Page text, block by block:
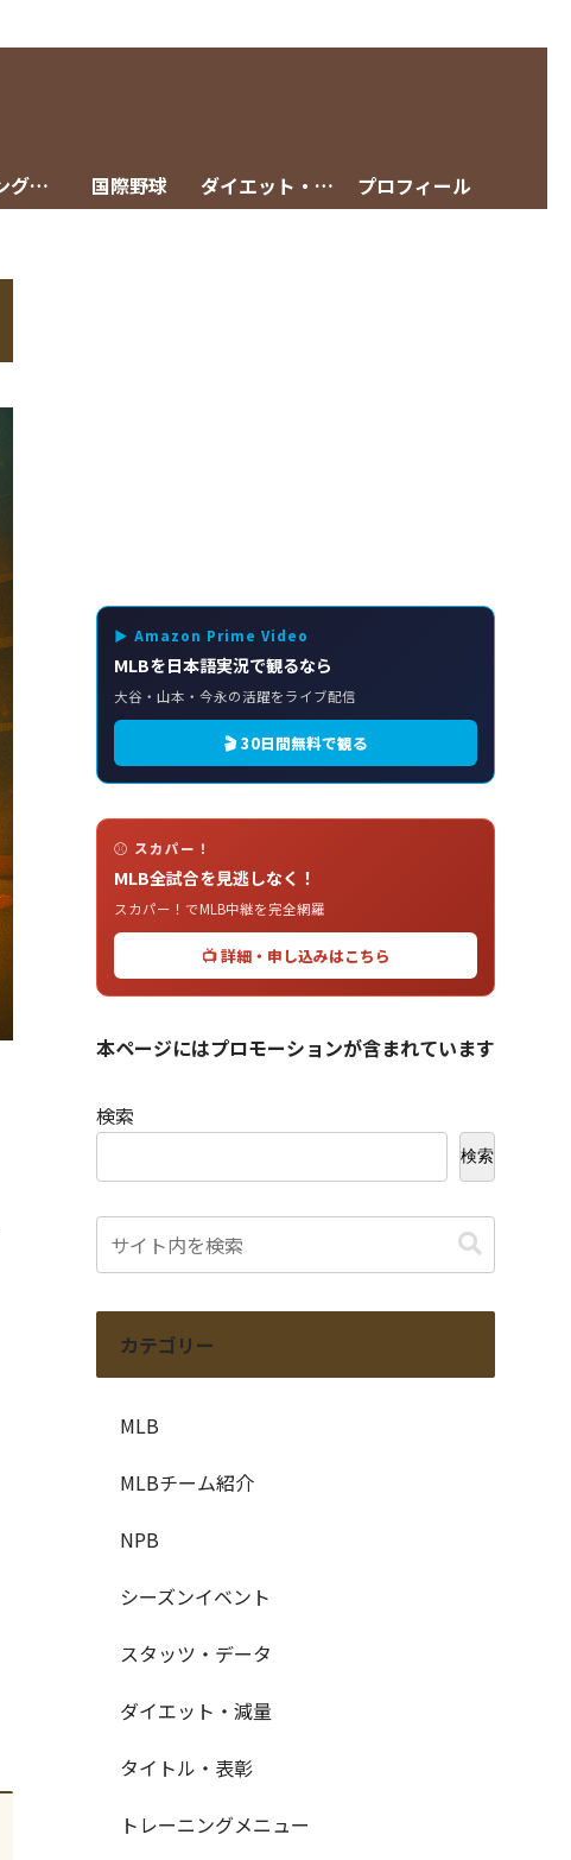
トレーニングメニュー 国際野球 ダイエット・減量 プロフィール
▶ Amazon Prime Video
MLBを日本語実況で観るなら
大谷・山本・今永の活躍をライブ配信
🎬 30日間無料で観る
⚾ スカパー！
MLB全試合を見逃しなく！
スカパー！でMLB中継を完全網羅
📺 詳細・申し込みはこちら
本ページにはプロモーションが含まれています
検索
検索
カテゴリー
MLB
MLBチーム紹介
NPB
シーズンイベント
スタッツ・データ
ダイエット・減量
タイトル・表彰
トレーニングメニュー